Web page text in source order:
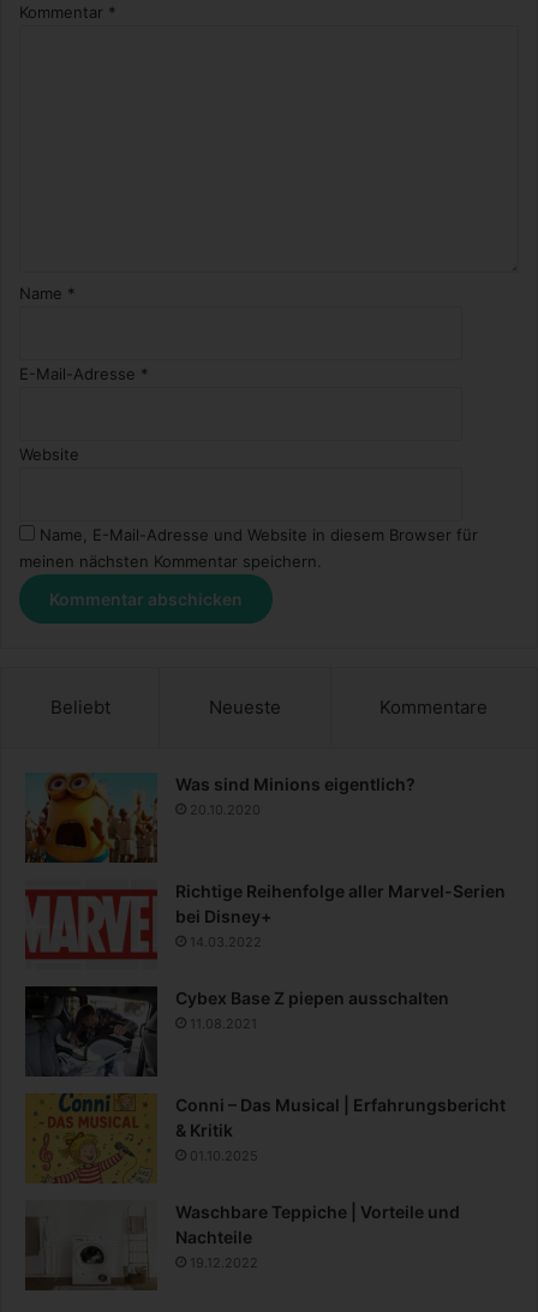
Kommentar *
Name *
E-Mail-Adresse *
Website
Name, E-Mail-Adresse und Website in diesem Browser für
meinen nächsten Kommentar speichern.
Beliebt Neueste Kommentare
Was sind Minions eigentlich?
20.10.2020
Richtige Reihenfolge aller Marvel-Serien
bei Disney+
14.03.2022
Cybex Base Z piepen ausschalten
11.08.2021
Conni – Das Musical | Erfahrungsbericht
& Kritik
01.10.2025
Waschbare Teppiche | Vorteile und
Nachteile
19.12.2022